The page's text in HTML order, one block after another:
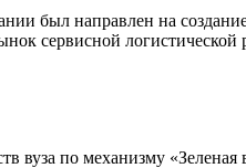
был направлен на
сервисной логистической
вуза по механизму